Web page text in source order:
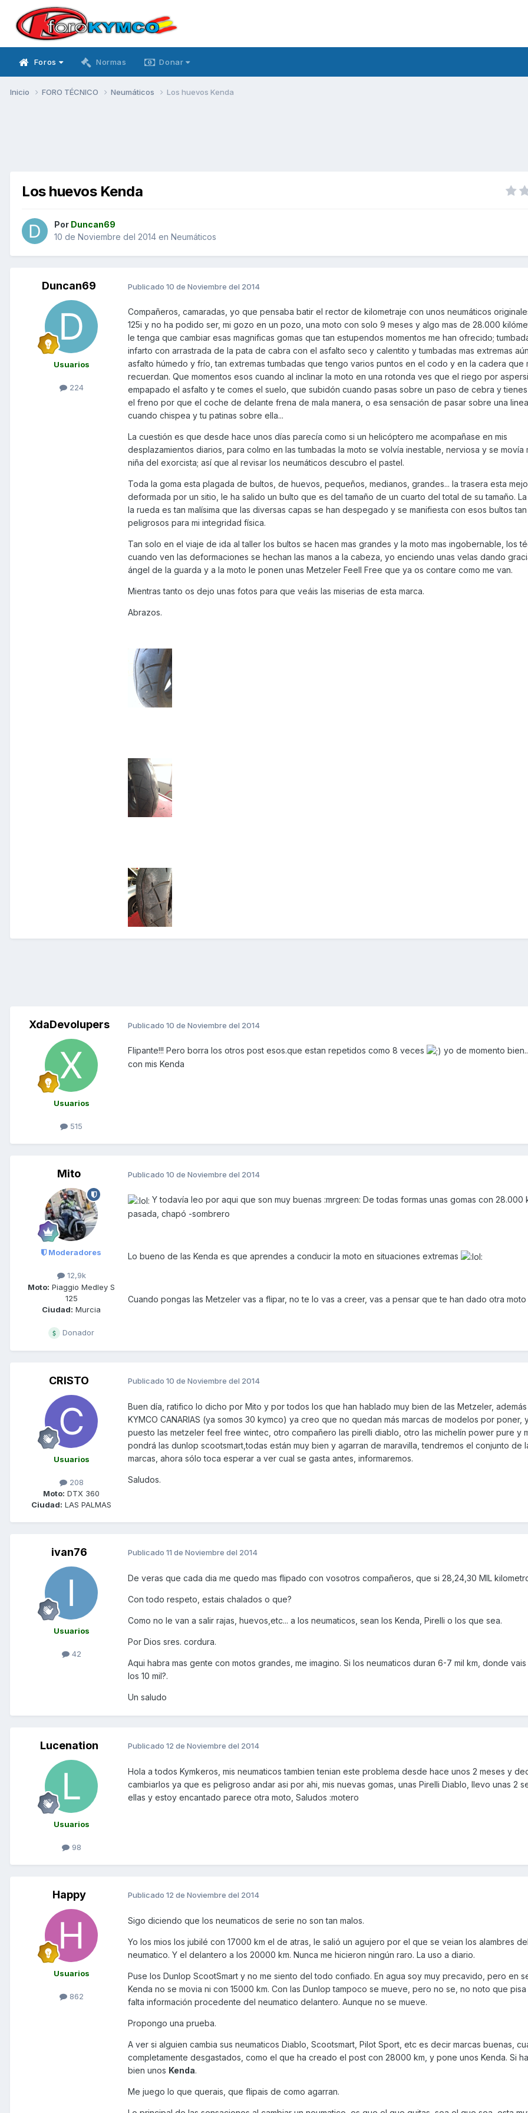
Foros Normas Donar
Inicio FORO TÉCNICO Neumáticos Los huevos Kenda
Los huevos Kenda
Por Duncan69
10 de Noviembre del 2014 en Neumáticos
Duncan69
Usuarios
224
Publicado 10 de Noviembre del 2014
Compañeros, camaradas, yo que pensaba batir el rector de kilometraje con unos neumáticos
125i y no ha podido ser, mi gozo en un pozo, una moto con solo 9 meses y algo mas de 28.000
le tenga que cambiar esas magnificas gomas que tan estupendos momentos me han ofrecido;
infarto con arrastrada de la pata de cabra con el asfalto seco y calentito y tumbadas mas extremas
asfalto húmedo y frío, tan extremas tumbadas que tengo varios puntos en el codo y en la cadera que
recuerdan. Que momentos esos cuando al inclinar la moto en una rotonda ves que el riego por
empapado el asfalto y te comes el suelo, que subidón cuando pasas sobre un paso de cebra y
el freno por que el coche de delante frena de mala manera, o esa sensación de pasar sobre una
cuando chispea y tu patinas sobre ella...
La cuestión es que desde hace unos días parecía como si un helicóptero me acompañase en mis
desplazamientos diarios, para colmo en las tumbadas la moto se volvía inestable, nerviosa y se movía
niña del exorcista; así que al revisar los neumáticos descubro el pastel.
Toda la goma esta plagada de bultos, de huevos, pequeños, medianos, grandes... la trasera esta
deformada por un sitio, le ha salido un bulto que es del tamaño de un cuarto del total de su tamaño.
la rueda es tan malísima que las diversas capas se han despegado y se manifiesta con esos bultos
peligrosos para mi integridad física.
Tan solo en el viaje de ida al taller los bultos se hacen mas grandes y la moto mas ingobernable, los
cuando ven las deformaciones se hechan las manos a la cabeza, yo enciendo unas velas dando
ángel de la guarda y a la moto le ponen unas Metzeler Feell Free que ya os contare como me van.
Mientras tanto os dejo unas fotos para que veáis las miserias de esta marca.
Abrazos.
XdaDevolupers
Usuarios
515
Publicado 10 de Noviembre del 2014
Flipante!!! Pero borra los otros post esos.que estan repetidos como 8 veces
yo de momento
con mis Kenda
Mito
Moderadores
12,9k
Moto: Piaggio Medley S
125
Ciudad: Murcia
Donador
Publicado 10 de Noviembre del 2014
Y todavía leo por aqui que son muy buenas :mrgreen: De todas formas unas gomas con 28.000
pasada, chapó -sombrero
Lo bueno de las Kenda es que aprendes a conducir la moto en situaciones extremas
Cuando pongas las Metzeler vas a flipar, no te lo vas a creer, vas a pensar que te han dado otra
CRISTO
Usuarios
208
Moto: DTX 360
Ciudad: LAS PALMAS
Publicado 10 de Noviembre del 2014
Buen día, ratifico lo dicho por Mito y por todos los que han hablado muy bien de las Metzeler, además
KYMCO CANARIAS (ya somos 30 kymco) ya creo que no quedan más marcas de modelos por poner,
puesto las metzeler feel free wintec, otro compañero las pirelli diablo, otro las michelín power pure y
pondrá las dunlop scootsmart,todas están muy bien y agarran de maravilla, tendremos el conjunto de
marcas, ahora sólo toca esperar a ver cual se gasta antes, informaremos.
Saludos.
ivan76
Usuarios
42
Publicado 11 de Noviembre del 2014
De veras que cada dia me quedo mas flipado con vosotros compañeros, que si 28,24,30 MIL
Con todo respeto, estais chalados o que?
Como no le van a salir rajas, huevos,etc... a los neumaticos, sean los Kenda, Pirelli o los que sea.
Por Dios sres. cordura.
Aqui habra mas gente con motos grandes, me imagino. Si los neumaticos duran 6-7 mil km, donde vais
los 10 mil?.
Un saludo
Lucenation
Usuarios
98
Publicado 12 de Noviembre del 2014
Hola a todos Kymkeros, mis neumaticos tambien tenian este problema desde hace unos 2 meses y
cambiarlos ya que es peligroso andar asi por ahi, mis nuevas gomas, unas Pirelli Diablo, llevo unas 2
ellas y estoy encantado parece otra moto, Saludos :motero
Happy
Usuarios
862
Publicado 12 de Noviembre del 2014
Sigo diciendo que los neumaticos de serie no son tan malos.
Yo los mios los jubilé con 17000 km el de atras, le salió un agujero por el que se veian los alambres del
neumatico. Y el delantero a los 20000 km. Nunca me hicieron ningún raro. La uso a diario.
Puse los Dunlop ScootSmart y no me siento del todo confiado. En agua soy muy precavido, pero en
Kenda no se movia ni con 15000 km. Con las Dunlop tampoco se mueve, pero no se, no noto que pisa
falta información procedente del neumatico delantero. Aunque no se mueve.
Propongo una prueba.
A ver si alguien cambia sus neumaticos Diablo, Scootsmart, Pilot Sport, etc es decir marcas buenas,
completamente desgastados, como el que ha creado el post con 28000 km, y pone unos Kenda. Si
bien unos Kenda.
Me juego lo que querais, que flipais de como agarran.